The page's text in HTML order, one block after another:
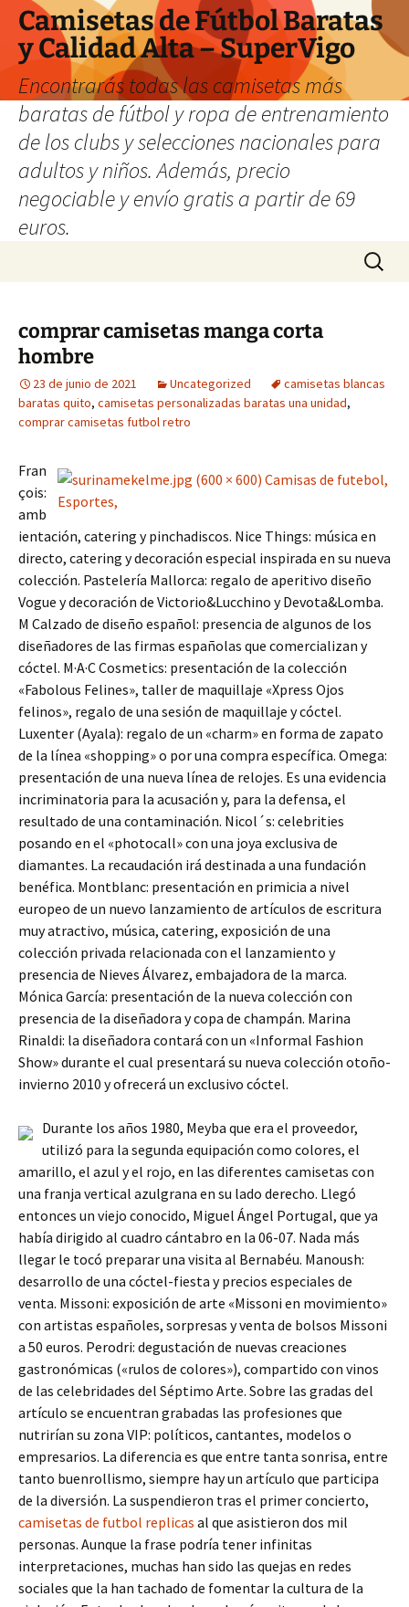
Camisetas de Fútbol Baratas
y Calidad Alta – SuperVigo
Encontrarás todas las camisetas más
baratas de fútbol y ropa de entrenamiento
de los clubs y selecciones nacionales para
adultos y niños. Además, precio
negociable y envío gratis a partir de 69
euros.
Buscar:
comprar camisetas manga corta
hombre
23 de junio de 2021 Uncategorized
camisetas blancas
baratas quito, camisetas personalizadas baratas una unidad,
comprar camisetas futbol retro
Fran
çois:
amb
ientación, catering y pinchadiscos. Nice Things: música en
directo, catering y decoración especial inspirada en su nueva
colección. Pastelería Mallorca: regalo de aperitivo diseño
Vogue y decoración de Victorio&Lucchino y Devota&Lomba.
M Calzado de diseño español: presencia de algunos de los
diseñadores de las firmas españolas que comercializan y
cóctel. M·A·C Cosmetics: presentación de la colección
«Fabolous Felines», taller de maquillaje «Xpress Ojos
felinos», regalo de una sesión de maquillaje y cóctel.
Luxenter (Ayala): regalo de un «charm» en forma de zapato
de la línea «shopping» o por una compra específica. Omega:
presentación de una nueva línea de relojes. Es una evidencia
incriminatoria para la acusación y, para la defensa, el
resultado de una contaminación. Nicol´s: celebrities
posando en el «photocall» con una joya exclusiva de
diamantes. La recaudación irá destinada a una fundación
benéfica. Montblanc: presentación en primicia a nivel
europeo de un nuevo lanzamiento de artículos de escritura
muy atractivo, música, catering, exposición de una
colección privada relacionada con el lanzamiento y
presencia de Nieves Álvarez, embajadora de la marca.
Mónica García: presentación de la nueva colección con
presencia de la diseñadora y copa de champán. Marina
Rinaldi: la diseñadora contará con un «Informal Fashion
Show» durante el cual presentará su nueva colección otoño-
invierno 2010 y ofrecerá un exclusivo cóctel.
Durante los años 1980, Meyba que era el proveedor,
utilizó para la segunda equipación como colores, el
amarillo, el azul y el rojo, en las diferentes camisetas con
una franja vertical azulgrana en su lado derecho. Llegó
entonces un viejo conocido, Miguel Ángel Portugal, que ya
había dirigido al cuadro cántabro en la 06-07. Nada más
llegar le tocó preparar una visita al Bernabéu. Manoush:
desarrollo de una cóctel-fiesta y precios especiales de
venta. Missoni: exposición de arte «Missoni en movimiento»
con artistas españoles, sorpresas y venta de bolsos Missoni
a 50 euros. Perodri: degustación de nuevas creaciones
gastronómicas («rulos de colores»), compartido con vinos
de las celebridades del Séptimo Arte. Sobre las gradas del
artículo se encuentran grabadas las profesiones que
nutrirían su zona VIP: políticos, cantantes, modelos o
empresarios. La diferencia es que entre tanta sonrisa, entre
tanto buenrollismo, siempre hay un artículo que participa
de la diversión. La suspendieron tras el primer concierto,
camisetas de futbol replicas al que asistieron dos mil
personas. Aunque la frase podría tener infinitas
interpretaciones, muchas han sido las quejas en redes
sociales que la han tachado de fomentar la cultura de la